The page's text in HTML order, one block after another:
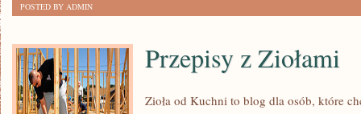
POSTED BY ADMIN
Przepisy z Ziołami
Zioła od Kuchni to blog dla osób, które